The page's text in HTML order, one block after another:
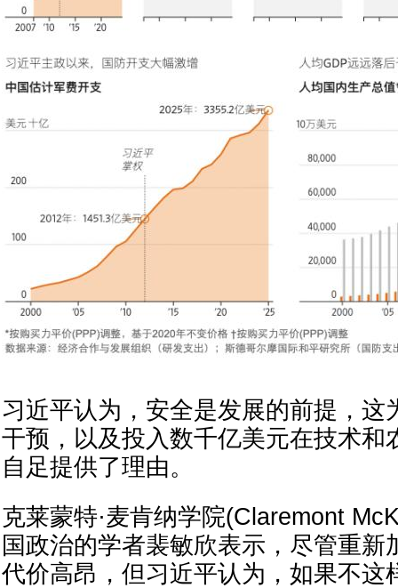
习近平认为，安全是发展的前提，这
干预，以及投入数千亿美元在技术和
自足提供了理由。
克莱蒙特·麦肯纳学院(Claremont
国政治的学者裴敏欣表示，尽管重新
代价高昂，但习近平认为，如果不这